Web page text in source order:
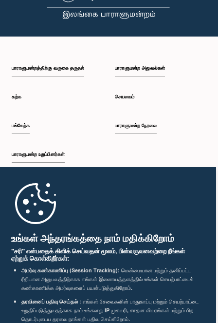
உங்கள் அந்தரங்கத்தை நாம் மதிக்கிறோம்
"சரி" என்பதைக் கிளிக் செய்வதன் மூலம், பின்வருவனவற்றை நீங்கள்
ஏற்றுக் கொள்கிறீர்கள்:
அமர்வு கண்காணிப்பு (Session Tracking): மென்மையான மற்றும் தனிப்பட்ட
ரீதியான அனுபவத்திற்காக எங்கள் இணையத்தளத்தில் உங்கள் செயற்பாட்டைக்
கண்காணிக்க அமர்வுகளைப் பயன்படுத்துகிறோம்.
தரவினைப் பதிவு செய்தல் : எங்கள் சேவைகளின் பாதுகாப்பு மற்றும் செயற்பாட்டை
உறுதிப்படுத்துவதற்காக நாம் உங்களது IP முகவரி, சாதன விவரங்கள் மற்றும் பிற
தொடர்புடைய தரவை நாங்கள் பதிவு செய்கிறோம்.
பாராளுமன்றத்திற்கு வருகை தருதல்
கற்க
பங்கேற்க
பாராளுமன்ற உறுப்பினர்கள்
முதற்பக்கம்
பாராளுமன்ற அலுவல்கள்
செயலகம்
பாராளுமன்ற நேரலை
பாராளுமன்ற கையடக்க செயலி
எம்மை பின்தொடர்க :
விருதுகள்